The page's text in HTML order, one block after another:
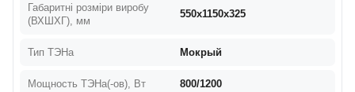
Габаритні розміри виробу
(ВХШХГ), мм
550х1150х325
Тип ТЭНа Мокрый
Мощность ТЭНа(-ов), Вт 800/1200